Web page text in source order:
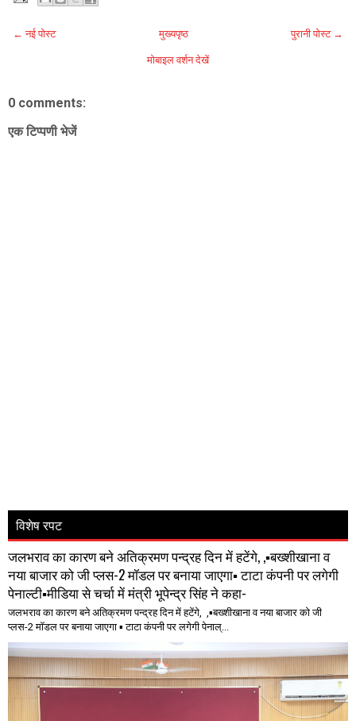
← नई पोस्ट पुरानी पोस्ट →
मुख्यपृष्ठ
मोबाइल वर्शन देखें
0 comments:
एक टिप्पणी भेजें
विशेष रपट
जलभराव का कारण बने अतिक्रमण पन्द्रह दिन में हटेंगे, ,▪️बख्शीखाना व
नया बाजार को जी प्लस-2 मॉडल पर बनाया जाएगा▪️ टाटा कंपनी पर लगेगी
पेनाल्टी▪️मीडिया से चर्चा में मंत्री भूपेन्द्र सिंह ने कहा-
जलभराव का कारण बने अतिक्रमण पन्द्रह दिन में हटेंगे, ,▪️बख्शीखाना व नया बाजार को जी
प्लस-2 मॉडल पर बनाया जाएगा ▪️ टाटा कंपनी पर लगेगी पेनाल्...